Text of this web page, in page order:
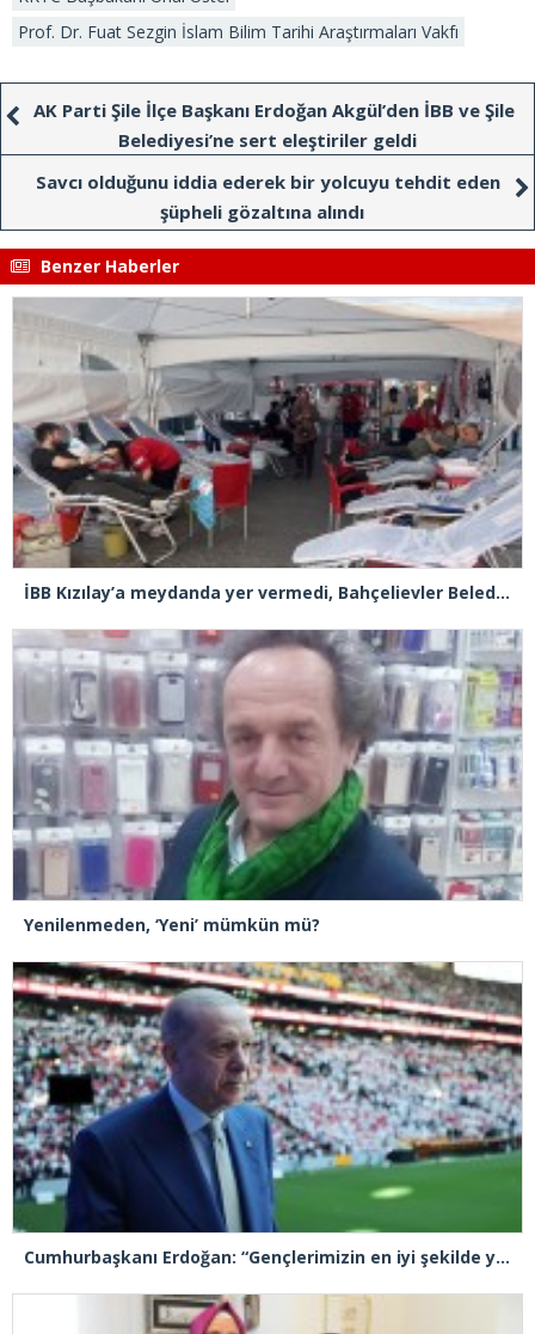
Prof. Dr. Fuat Sezgin İslam Bilim Tarihi Araştırmaları Vakfı
AK Parti Şile İlçe Başkanı Erdoğan Akgül’den İBB ve Şile
Belediyesi’ne sert eleştiriler geldi
Savcı olduğunu iddia ederek bir yolcuyu tehdit eden
şüpheli gözaltına alındı
Benzer Haberler
İBB Kızılay’a meydanda yer vermedi, Bahçelievler Belediyesi sahip çıktı
Yenilenmeden, ‘Yeni’ mümkün mü?
Cumhurbaşkanı Erdoğan: “Gençlerimizin en iyi şekilde yetişmeniz için tüm gücümüzle çalışıyoruz”